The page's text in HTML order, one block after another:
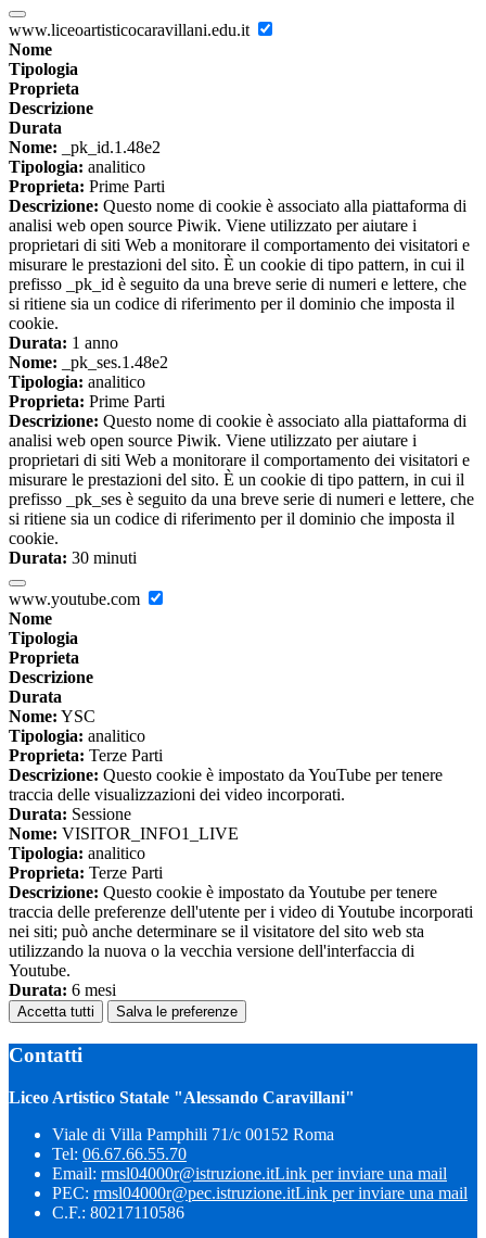
www.liceoartisticocaravillani.edu.it
Nome
Tipologia
Proprieta
Descrizione
Durata
Nome: _pk_id.1.48e2
Tipologia: analitico
Proprieta: Prime Parti
Descrizione: Questo nome di cookie è associato alla piattaforma di
analisi web open source Piwik. Viene utilizzato per aiutare i
proprietari di siti Web a monitorare il comportamento dei visitatori e
misurare le prestazioni del sito. È un cookie di tipo pattern, in cui il
prefisso _pk_id è seguito da una breve serie di numeri e lettere, che
si ritiene sia un codice di riferimento per il dominio che imposta il
cookie.
Durata: 1 anno
Nome: _pk_ses.1.48e2
Tipologia: analitico
Proprieta: Prime Parti
Descrizione: Questo nome di cookie è associato alla piattaforma di
analisi web open source Piwik. Viene utilizzato per aiutare i
proprietari di siti Web a monitorare il comportamento dei visitatori e
misurare le prestazioni del sito. È un cookie di tipo pattern, in cui il
prefisso _pk_ses è seguito da una breve serie di numeri e lettere, che
si ritiene sia un codice di riferimento per il dominio che imposta il
cookie.
Durata: 30 minuti
www.youtube.com
Nome
Tipologia
Proprieta
Descrizione
Durata
Nome: YSC
Tipologia: analitico
Proprieta: Terze Parti
Descrizione: Questo cookie è impostato da YouTube per tenere
traccia delle visualizzazioni dei video incorporati.
Durata: Sessione
Nome: VISITOR_INFO1_LIVE
Tipologia: analitico
Proprieta: Terze Parti
Descrizione: Questo cookie è impostato da Youtube per tenere
traccia delle preferenze dell'utente per i video di Youtube incorporati
nei siti; può anche determinare se il visitatore del sito web sta
utilizzando la nuova o la vecchia versione dell'interfaccia di
Youtube.
Durata: 6 mesi
Accetta tutti Salva le preferenze
Contatti
Liceo Artistico Statale "Alessando Caravillani"
Viale di Villa Pamphili 71/c 00152 Roma
Tel: 06.67.66.55.70
Email: rmsl04000r@istruzione.itLink per inviare una mail
PEC: rmsl04000r@pec.istruzione.itLink per inviare una mail
C.F.: 80217110586